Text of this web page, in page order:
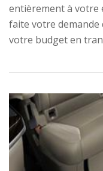
entièrement à votre
faite votre
votre budget en